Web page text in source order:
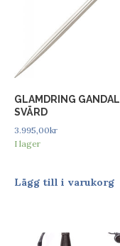
GLAMDRING
SVÄRD
3.995,00kr
I lager
Lägg till i varukorg